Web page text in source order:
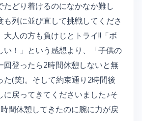
たどり着けるのになかなか難し
も列に並び直して挑戦してくださ
大人の方も負けじとトライ!!「ボ
い！」という感想より、「子供の
回登ったら2時間休憩しないと無
た(笑)。そして約束通り2時間後
に戻ってきてくださいました♪そ
間休憩してきたのに腕に力が戻